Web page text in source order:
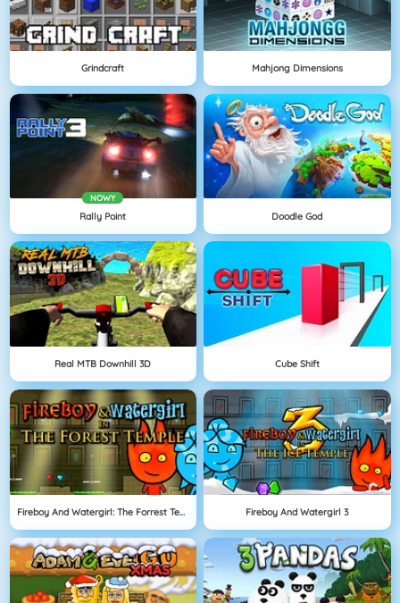
Grindcraft Mahjong Dimensions
NOWY
Rally Point Doodle God
Real MTB Downhill 3D Cube Shift
Fireboy And Watergirl: The Forrest Temple Fireboy And Watergirl 3